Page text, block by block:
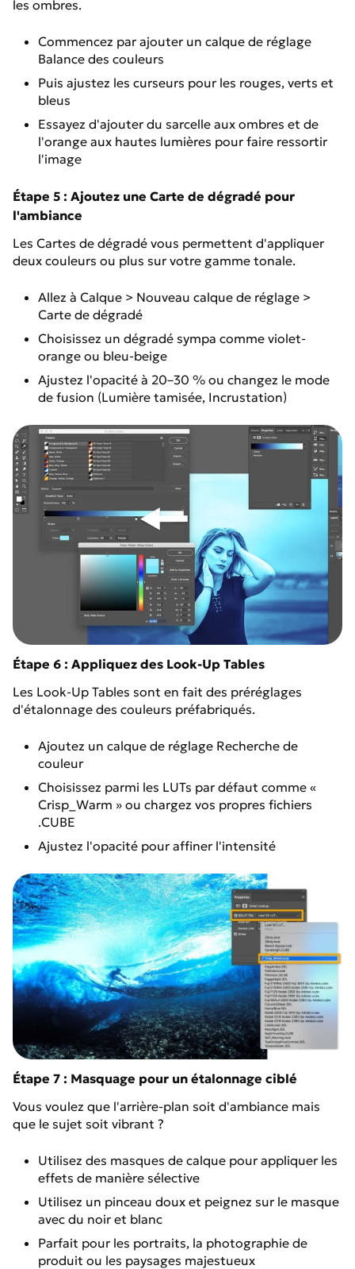
les ombres.
Commencez par ajouter un calque de réglage
Balance des couleurs
Puis ajustez les curseurs pour les rouges, verts et
bleus
Essayez d'ajouter du sarcelle aux ombres et de
l'orange aux hautes lumières pour faire ressortir
l'image
Étape 5 : Ajoutez une Carte de dégradé pour
l'ambiance
Les Cartes de dégradé vous permettent d'appliquer
deux couleurs ou plus sur votre gamme tonale.
Allez à Calque > Nouveau calque de réglage >
Carte de dégradé
Choisissez un dégradé sympa comme violet-
orange ou bleu-beige
Ajustez l'opacité à 20–30 % ou changez le mode
de fusion (Lumière tamisée, Incrustation)
Étape 6 : Appliquez des Look-Up Tables
Les Look-Up Tables sont en fait des préréglages
d'étalonnage des couleurs préfabriqués.
Ajoutez un calque de réglage Recherche de
couleur
Choisissez parmi les LUTs par défaut comme «
Crisp_Warm » ou chargez vos propres fichiers
.CUBE
Ajustez l'opacité pour affiner l'intensité
Étape 7 : Masquage pour un étalonnage ciblé
Vous voulez que l'arrière-plan soit d'ambiance mais
que le sujet soit vibrant ?
Utilisez des masques de calque pour appliquer les
effets de manière sélective
Utilisez un pinceau doux et peignez sur le masque
avec du noir et blanc
Parfait pour les portraits, la photographie de
produit ou les paysages majestueux